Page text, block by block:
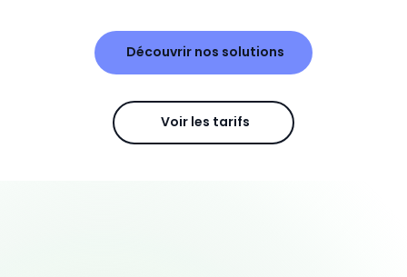
Découvrir nos solutions
Voir les tarifs